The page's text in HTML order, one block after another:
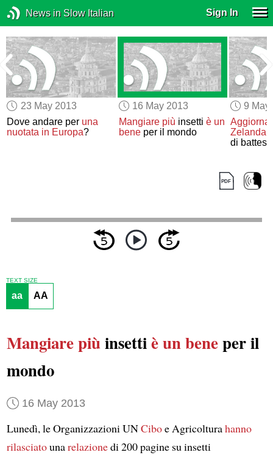
News in Slow Italian Sign In
23 May 2013
Dove andare per una
nuotata in Europa?
16 May 2013
Mangiare più insetti è un
beneper il mondo
9 May
Zelanda
di
TEXT SIZE
aa AA
Mangiarepiùinsettiè un beneper il
mondo
16 May 2013
Lunedì, le Organizzazioni UNCiboe Agricolturahanno
rilasciatounarelazionedi 200 pagine su insetti